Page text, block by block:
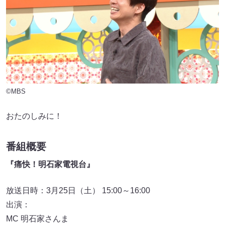
©MBS
おたのしみに！
番組概要
『痛快！明石家電視台』
放送日時：3月25日（土） 15:00～16:00
出演：
MC 明石家さんま